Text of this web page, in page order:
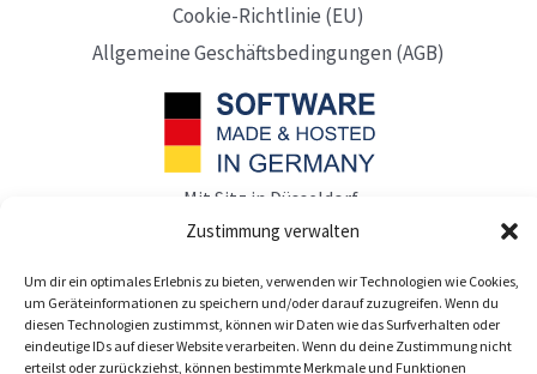
Zustimmung verwalten
Um dir ein optimales Erlebnis zu bieten, verwenden wir Technologien wie Cookies,
um Geräteinformationen zu speichern und/oder darauf zuzugreifen. Wenn du
diesen Technologien zustimmst, können wir Daten wie das Surfverhalten oder
eindeutige IDs auf dieser Website verarbeiten. Wenn du deine Zustimmung nicht
erteilst oder zurückziehst, können bestimmte Merkmale und Funktionen
Cookie-Richtlinie (EU)
Allgemeine Geschäftsbedingungen (AGB)
Mit Sitz in Düsseldorf